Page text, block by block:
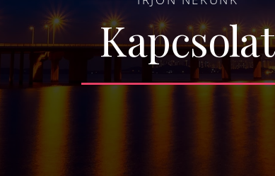
Kapcsolat